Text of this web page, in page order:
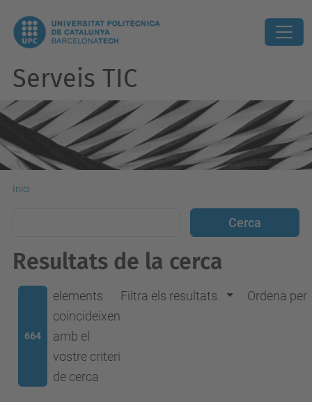
Serveis TIC
Inici
Resultats de la cerca
664
elements
coincideixen
amb el
vostre criteri
de cerca
Filtra els resultats. Ordena per